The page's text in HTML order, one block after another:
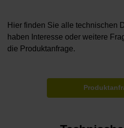
Hier finden Sie alle technischen
haben Interesse oder weitere
die Produktanfrage.